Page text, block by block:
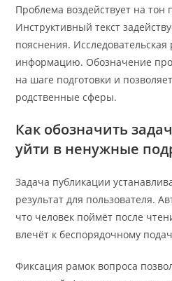
Проблема воздействует на тон
Инструктивный текст
пояснения.
информацию. Обозначение
на шаге подготовки и
родственные сферы.
Как обозначить
уйти в ненужные
Задача публикации
результат для пользователя.
что человек поймёт после
влечёт к беспорядочному
Фиксация рамок вопроса